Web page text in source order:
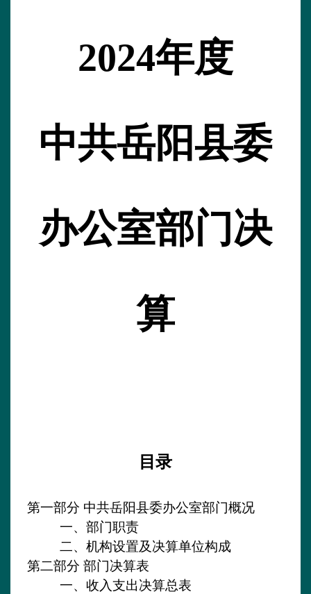
2024年度
中共岳阳县委
办公室部门决
算
目录
第一部分 中共岳阳县委办公室部门概况
一、部门职责
二、机构设置及决算单位构成
第二部分 部门决算表
一、收入支出决算总表